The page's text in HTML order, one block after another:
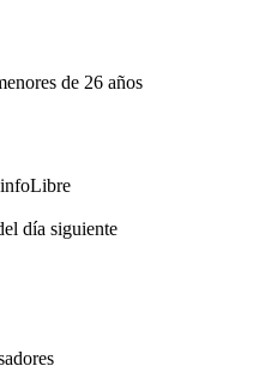
de 26 años
día siguiente